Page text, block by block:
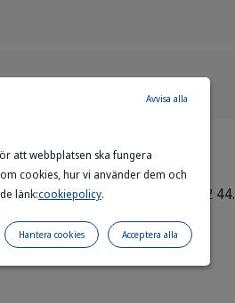
kundtjänst på (+45) 75 52 12 44.
att webbplatsen ska fungera
cookies, hur vi använder dem och
länk:cookiepolicy.
Avvisa alla
Acceptera alla
Hantera cookies